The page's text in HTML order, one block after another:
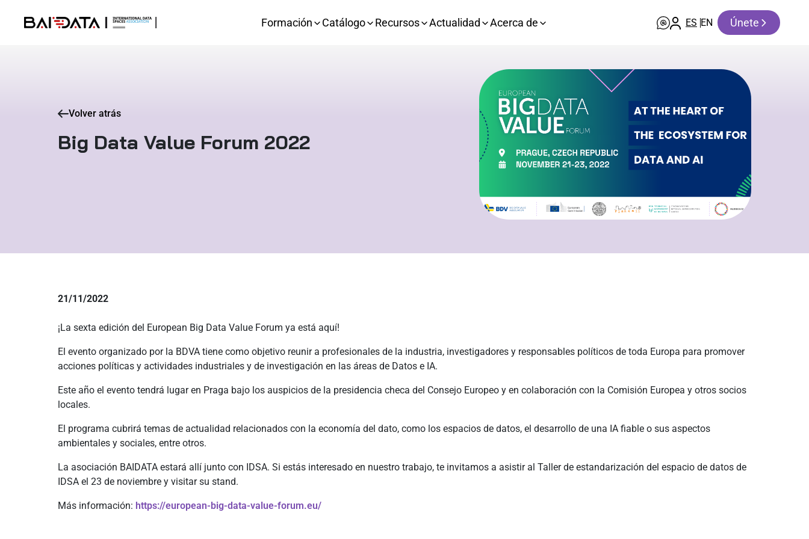
Formación Catálogo Recursos Actualidad Acerca de ES EN Únete
Volver atrás
Big Data Value Forum 2022
21/11/2022
¡La sexta edición del European Big Data Value Forum ya está aquí!
El evento organizado por la BDVA tiene como objetivo reunir a profesionales de la industria, investigadores y responsables políticos de toda Europa para promover
acciones políticas y actividades industriales y de investigación en las áreas de Datos e IA.
Este año el evento tendrá lugar en Praga bajo los auspicios de la presidencia checa del Consejo Europeo y en colaboración con la Comisión Europea y otros socios
locales.
El programa cubrirá temas de actualidad relacionados con la economía del dato, como los espacios de datos, el desarrollo de una IA fiable o sus aspectos
ambientales y sociales, entre otros.
La asociación BAIDATA estará allí junto con IDSA. Si estás interesado en nuestro trabajo, te invitamos a asistir al Taller de estandarización del espacio de datos de
IDSA el 23 de noviembre y visitar su stand.
Más información: https://european-big-data-value-forum.eu/